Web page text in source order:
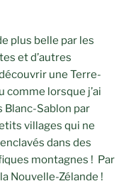
plus belle par les
et d’autres
une Terre-
comme lorsque j’ai
Blanc-Sablon par
villages qui ne
dans des
montagnes ! Par
Nouvelle-Zélande !